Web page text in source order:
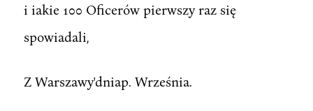
i iakie 100 Oficerów pierwszy raz się
spowiadali,
Z Warszawy'dniap. Września.